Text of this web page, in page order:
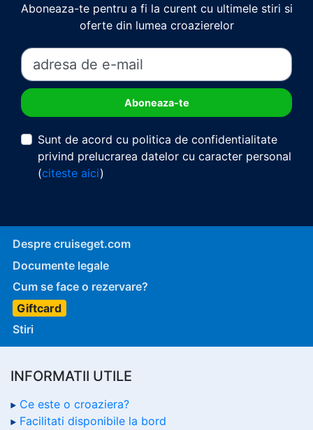
Aboneaza-te pentru a fi la curent cu ultimele stiri si
oferte din lumea croazierelor
Sunt de acord cu politica de confidentialitate
privind prelucrarea datelor cu caracter personal
(citeste aici)
Despre cruiseget.com
Documente legale
Cum se face o rezervare?
Giftcard
Stiri
INFORMATII UTILE
Ce este o croaziera?
Facilitati disponibile la bord